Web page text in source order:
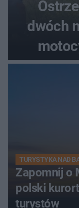
dwóch
TURYSTYKA NAD
Zapomnij o
polski
turystów